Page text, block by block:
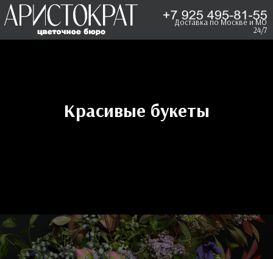
Доставка по Москве и МО
24/7
Красивые букеты